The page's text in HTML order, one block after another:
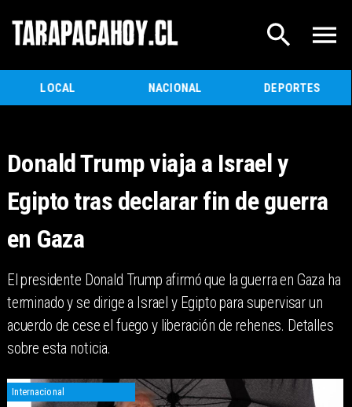
LOCAL NACIONAL DEPORTES
Donald Trump viaja a Israel y
Egipto tras declarar fin de guerra
en Gaza
El presidente Donald Trump afirmó que la guerra en Gaza ha
terminado y se dirige a Israel y Egipto para supervisar un
acuerdo de cese el fuego y liberación de rehenes. Detalles
sobre esta noticia.
Internacional